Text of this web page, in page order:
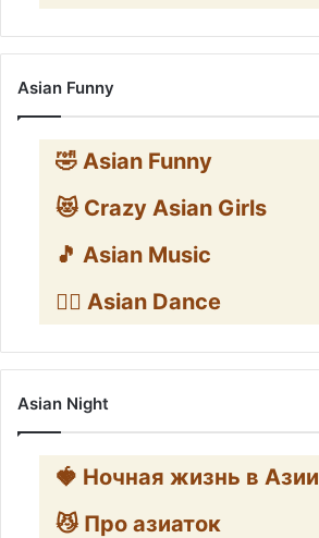
Asian Funny
🤣 Asian Funny
😻 Crazy Asian Girls
🎵 Asian Music
👯‍♀️ Asian Dance
Asian Night
🍓 Ночная жизнь в Азии
😼 Про азиаток